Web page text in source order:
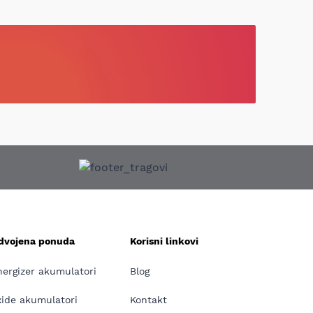
ponuda
akumulatori
akumulatori
Korisni linkovi
Blog
Kontakt